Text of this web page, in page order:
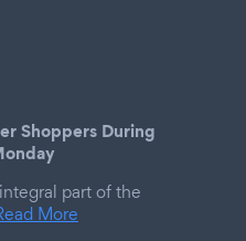
Shoppers During
part of the
More